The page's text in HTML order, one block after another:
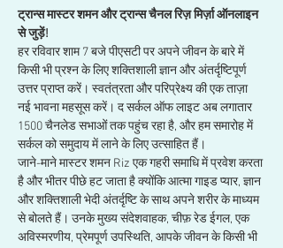
ट्रान्स मास्टर शमन और ट्रान्स चैनल रिज़ मिर्ज़ा ऑनलाइन
से जुड़ें!
हर रविवार शाम 7 बजे पीएसटी पर अपने जीवन के बारे में
किसी भी प्रश्न के लिए शक्तिशाली ज्ञान और अंतर्दृष्टिपूर्ण
उत्तर प्राप्त करें। स्वतंत्रता और परिप्रेक्ष्य की एक ताज़ा
नई भावना महसूस करें। द सर्कल ऑफ लाइट अब लगातार
1500 चैनलेड सभाओं तक पहुंच रहा है, और हम समारोह में
सर्कल को समुदाय में लाने के लिए उत्साहित हैं।
जाने-माने मास्टर शमन Riz एक गहरी समाधि में प्रवेश करता
है और भीतर पीछे हट जाता है क्योंकि आत्मा गाइड प्यार, ज्ञान
और शक्तिशाली भेदी अंतर्दृष्टि के साथ अपने शरीर के माध्यम
से बोलते हैं। उनके मुख्य संदेशवाहक, चीफ़ रेड ईगल, एक
अविस्मरणीय, प्रेमपूर्ण उपस्थिति, आपके जीवन के किसी भी